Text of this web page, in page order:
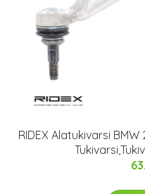
RIDEX Alatukivarsi BMW